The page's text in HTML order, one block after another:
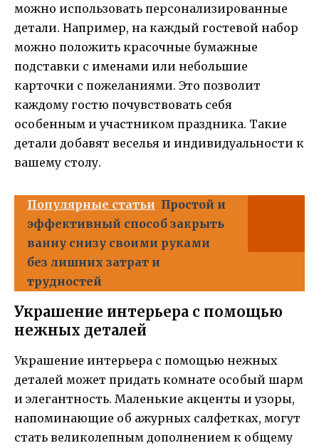
можно использовать персонализированные
детали. Например, на каждый гостевой набор
можно положить красочные бумажные
подставки с именами или небольшие
карточки с пожеланиями. Это позволит
каждому гостю почувствовать себя
особенным и участником праздника. Такие
детали добавят веселья и индивидуальности к
вашему столу.
Популярные статьи Простой и
эффективный способ закрыть
ванну снизу своими руками
без лишних затрат и
трудностей
Украшение интерьера с помощью
нежных деталей
Украшение интерьера с помощью нежных
деталей может придать комнате особый шарм
и элегантность. Маленькие акценты и узоры,
напоминающие об ажурных салфетках, могут
стать великолепным дополнением к общему